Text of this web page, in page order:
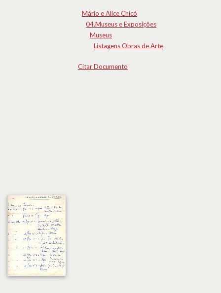
Mário e Alice Chicó
04.Museus e Exposições
Museus
Listagens Obras de Arte
Citar Documento